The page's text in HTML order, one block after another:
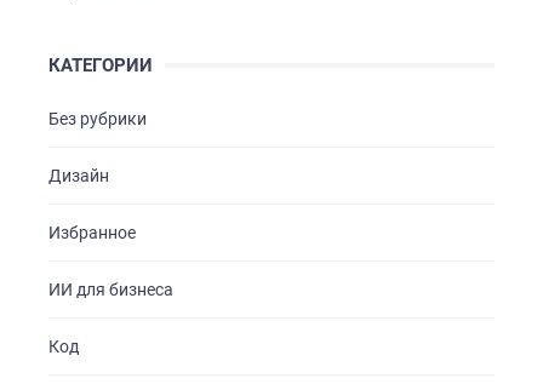
КАТЕГОРИИ
Без рубрики
Дизайн
Избранное
ИИ для бизнеса
Код